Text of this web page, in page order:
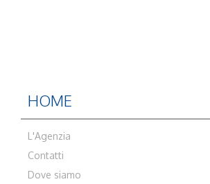
HOME
L'Agenzia
Contatti
Dove siamo